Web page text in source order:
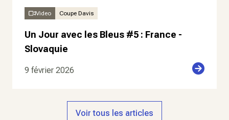
Video Coupe Davis
Un Jour avec les Bleus #5 : France -
Slovaquie
9 février 2026
Voir tous les articles